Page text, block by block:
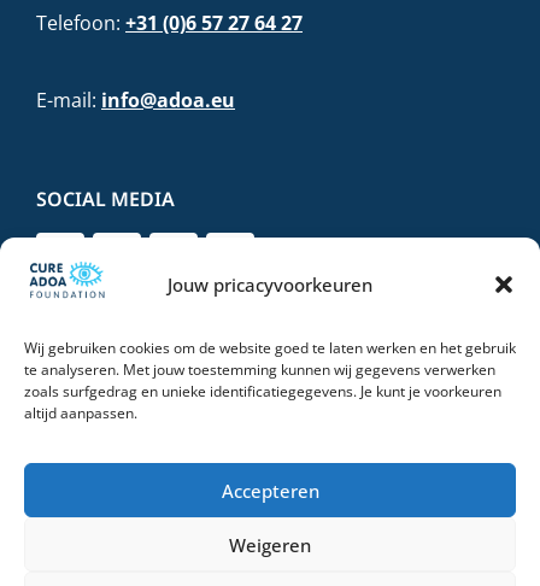
Jouw pricacyvoorkeuren
Wij gebruiken cookies om de website goed te laten werken en het gebruik
te analyseren. Met jouw toestemming kunnen wij gegevens verwerken
zoals surfgedrag en unieke identificatiegegevens. Je kunt je voorkeuren
altijd aanpassen.
Accepteren
Weigeren
Telefoon: +31 (0)6 57 27 64 27
E-mail: info@adoa.eu
SOCIAL MEDIA
DONEER VEILIG EN VERTROUWD
© 2026 Stichting Cure ADOA Foundation | All Rights Reserved |